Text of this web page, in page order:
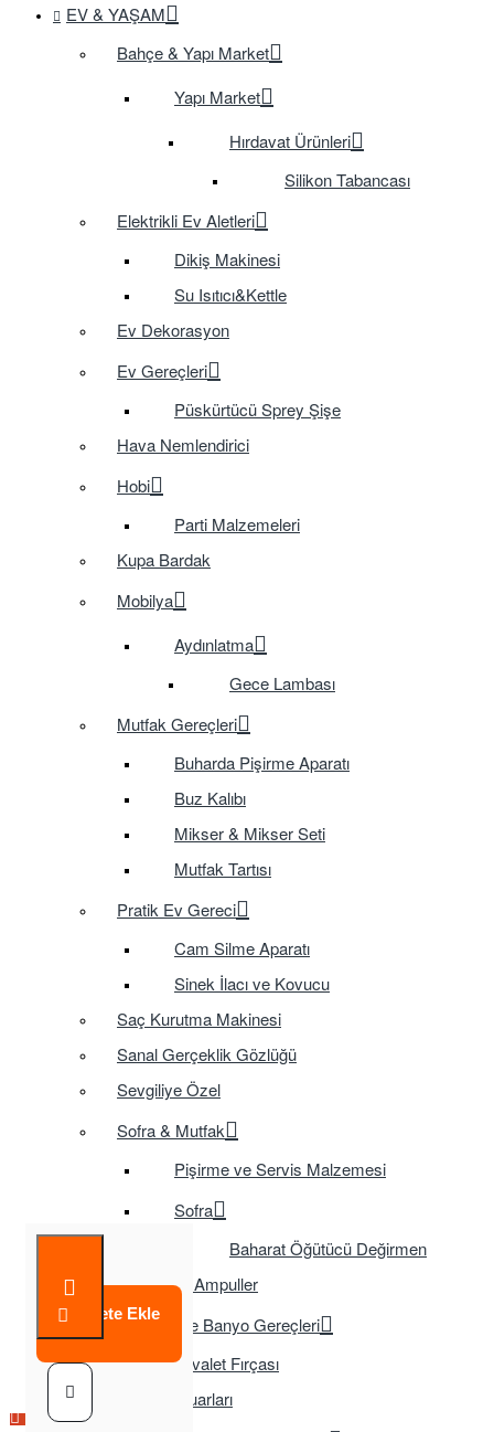
EV & YAŞAM
Bahçe & Yapı Market
Yapı Market
Hırdavat Ürünleri
Silikon Tabancası
Elektrikli Ev Aletleri
Dikiş Makinesi
Su Isıtıcı&Kettle
Ev Dekorasyon
Ev Gereçleri
Püskürtücü Sprey Şişe
Hava Nemlendirici
Hobi
Parti Malzemeleri
Kupa Bardak
Mobilya
Aydınlatma
Gece Lambası
Mutfak Gereçleri
Buharda Pişirme Aparatı
Buz Kalıbı
Mikser & Mikser Seti
Mutfak Tartısı
Pratik Ev Gereci
Cam Silme Aparatı
Sinek İlacı ve Kovucu
Saç Kurutma Makinesi
Sanal Gerçeklik Gözlüğü
Sevgiliye Özel
Sofra & Mutfak
Pişirme ve Servis Malzemesi
Sofra
Baharat Öğütücü Değirmen
Tasarruflu Ampuller
Temizlik ve Banyo Gereçleri
Tuvalet Fırçası
TV Aksesuarları
Sepete Ekle
Çok Satılan Ürün
Çok Satılan Ürün
Çok Satılan Ürün